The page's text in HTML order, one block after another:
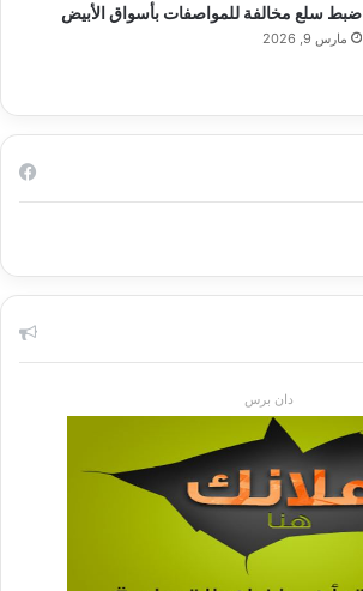
ضبط سلع مخالفة للمواصفات بأسواق الأبيض
مارس 9, 2026
دان برس